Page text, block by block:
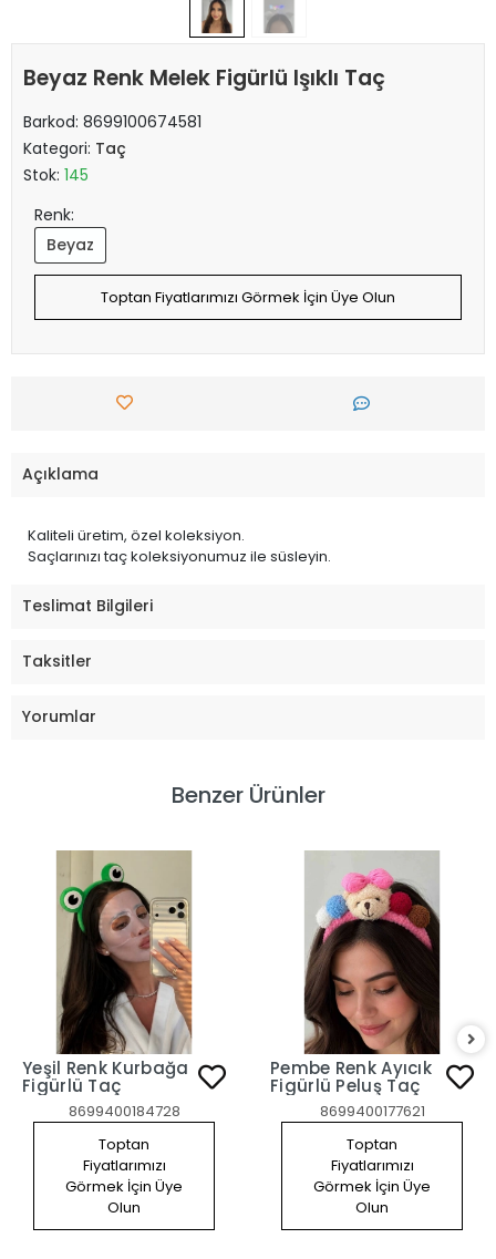
Beyaz Renk Melek Figürlü Işıklı Taç
Barkod: 8699100674581
Kategori: Taç
Stok: 145
Renk:
Beyaz
Toptan Fiyatlarımızı Görmek İçin Üye Olun
Açıklama
Kaliteli üretim, özel koleksiyon.
Saçlarınızı taç koleksiyonumuz ile süsleyin.
Teslimat Bilgileri
Taksitler
Yorumlar
Benzer Ürünler
Yeşil Renk Kurbağa
Figürlü Taç
8699400184728
Toptan
Fiyatlarımızı
Görmek İçin Üye
Olun
Pembe Renk Ayıcık
Figürlü Peluş Taç
8699400177621
Toptan
Fiyatlarımızı
Görmek İçin Üye
Olun